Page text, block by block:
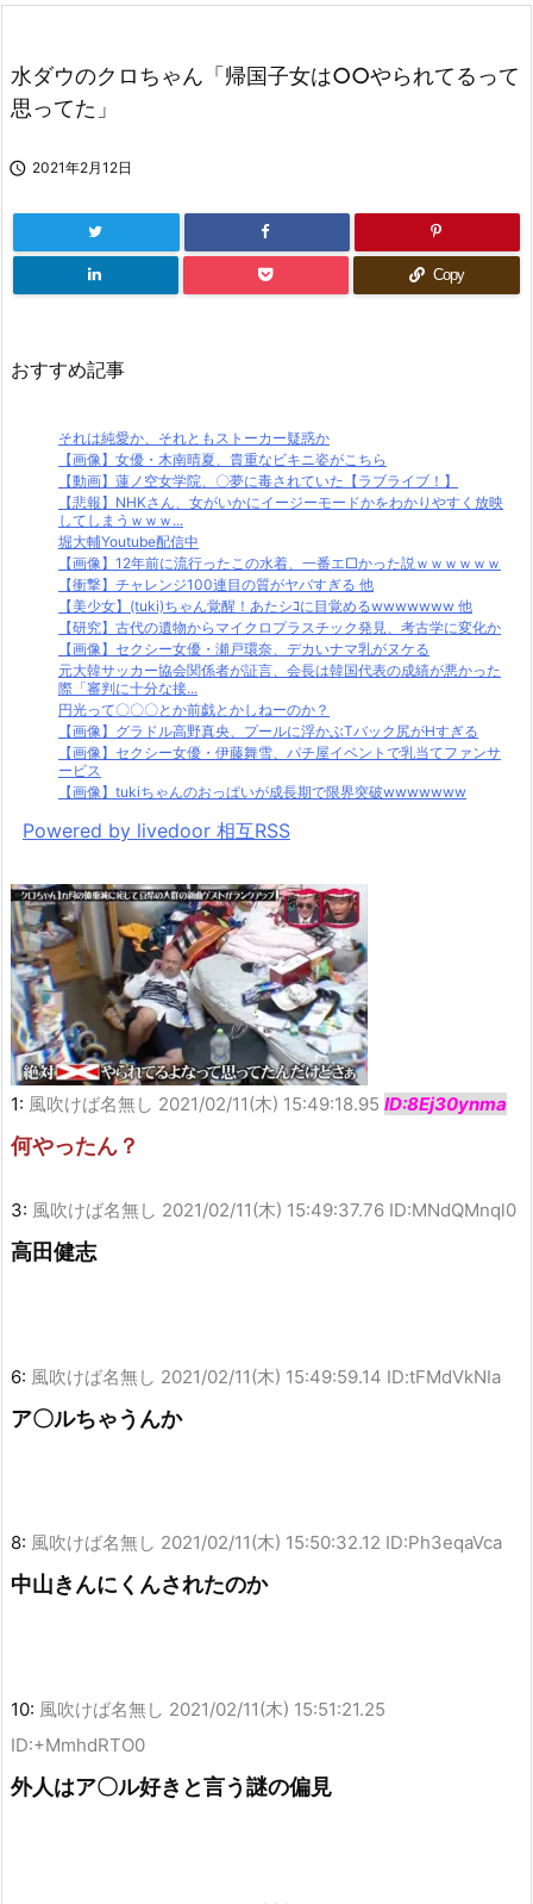
水ダウのクロちゃん「帰国子女は○○やられてるって
思ってた」
 2021年2月12日
Copy
おすすめ記事
それは純愛か、それともストーカー疑惑か
【画像】女優・木南晴夏、貴重なビキニ姿がこちら
【動画】蓮ノ空女学院、〇夢に毒されていた【ラブライブ！】
【悲報】NHKさん、女がいかにイージーモードかをわかりやすく放映
してしまうｗｗｗ...
堀大輔Youtube配信中
【画像】12年前に流行ったこの水着、一番エ□かった説ｗｗｗｗｗｗ
【衝撃】チャレンジ100連目の質がヤバすぎる 他
【美少女】(tuki)ちゃん覚醒！あたシｺに目覚めるwwwwwww 他
【研究】古代の遺物からマイクロプラスチック発見、考古学に変化か
【画像】セクシー女優・瀬戸環奈、デカいナマ乳がヌケる
元大韓サッカー協会関係者が証言、会長は韓国代表の成績が悪かった
際「審判に十分な接...
円光って〇〇〇とか前戯とかしねーのか？
【画像】グラドル高野真央、プールに浮かぶTバック尻がHすぎる
【画像】セクシー女優・伊藤舞雪、パチ屋イベントで乳当てファンサ
ービス
【画像】tukiちゃんのおっぱいが成長期で限界突破wwwwwww
Powered by livedoor 相互RSS
1: 風吹けば名無し 2021/02/11(木) 15:49:18.95 ID:8Ej30ynma
何やったん？
3: 風吹けば名無し 2021/02/11(木) 15:49:37.76 ID:MNdQMnql0
高田健志
6: 風吹けば名無し 2021/02/11(木) 15:49:59.14 ID:tFMdVkNIa
ア〇ルちゃうんか
8: 風吹けば名無し 2021/02/11(木) 15:50:32.12 ID:Ph3eqaVca
中山きんにくんされたのか
10: 風吹けば名無し 2021/02/11(木) 15:51:21.25
ID:+MmhdRTO0
外人はア〇ル好きと言う謎の偏見